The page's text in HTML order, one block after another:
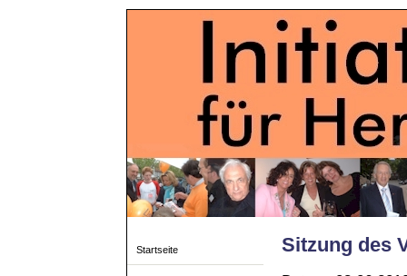
Startseite Sitzung des